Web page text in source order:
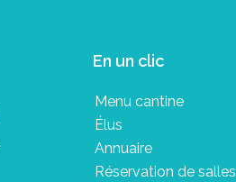
En un clic
Menu cantine
Élus
Annuaire
Réservation de salles